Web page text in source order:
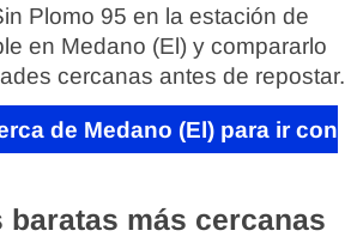
Plomo 95 en la estación de
en Medano (El) y compararlo
cercanas antes de repostar.
de Medano (El) para ir con
baratas más cercanas